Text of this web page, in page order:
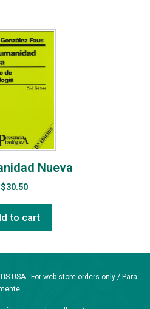
Nueva
$30.50
to cart
USA - For web-store orders only / Para